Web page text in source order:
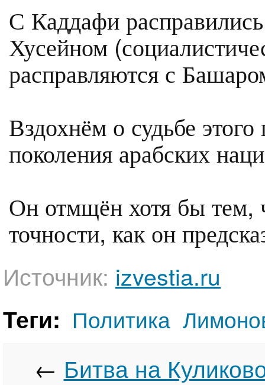
С Каддафи
Хусейном
расправляются с
Вздохнём о судьбе этого
поколения арабских
Он отмщён хотя бы тем,
точности, как он
Источник: izvestia.ru
Теги: Политика
← Битва на